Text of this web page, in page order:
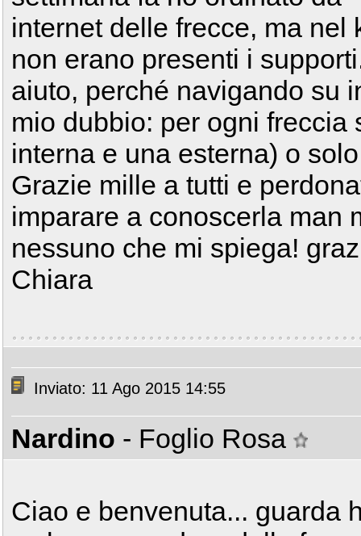
internet delle frecce, ma nel
non erano presenti i
aiuto, perché navigando su
mio dubbio: per ogni
interna e una esterna) o
Grazie mille a tutti e
imparare a conoscerla man
nessuno che mi spiega!
Chiara
Inviato: 11 Ago 2015 14:55
Nardino - Foglio Rosa
Ciao e benvenuta... guarda